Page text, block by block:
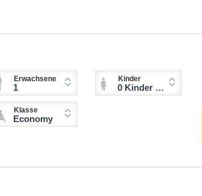
Erwachsene
1
Kinder
0 Kinder (2-11 Jahre)
Klasse
Economy